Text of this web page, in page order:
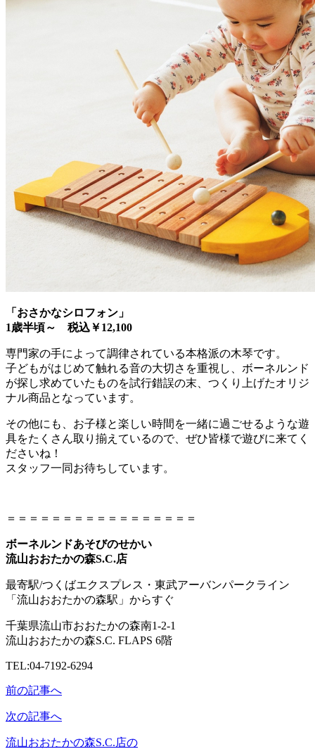
「おさかなシロフォン」
1歳半頃～ 税込￥12,100
専門家の手によって調律されている本格派の木琴です。
子どもがはじめて触れる音の大切さを重視し、ボーネルンド
が探し求めていたものを試行錯誤の末、つくり上げたオリジ
ナル商品となっています。
その他にも、お子様と楽しい時間を一緒に過ごせるような遊
具をたくさん取り揃えているので、ぜひ皆様で遊びに来てく
ださいね！
スタッフ一同お待ちしています。
＝＝＝＝＝＝＝＝＝＝＝＝＝＝＝＝＝
ボーネルンドあそびのせかい
流山おおたかの森S.C.店
最寄駅/つくばエクスプレス・東武アーバンパークライン
「流山おおたかの森駅」からすぐ
千葉県流山市おおたかの森南1-2-1
流山おおたかの森S.C. FLAPS 6階
TEL:04‐7192‐6294
前の記事へ
次の記事へ
流山おおたかの森S.C.店の